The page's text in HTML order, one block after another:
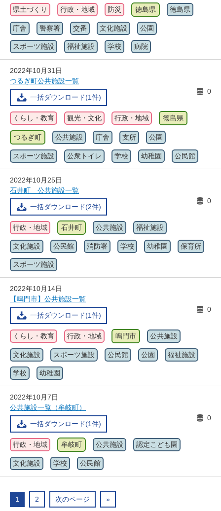
県土づくり 行政・地域 防災 徳島県 徳島県
庁舎 警察署 交番 文化施設 公園
スポーツ施設 福祉施設 学校 病院
2022年10月31日
つるぎ町公共施設一覧
一括ダウンロード(1件)
0
くらし・教育 観光・文化 行政・地域 徳島県
つるぎ町 公共施設 庁舎 支所 公園
スポーツ施設 公衆トイレ 学校 幼稚園 公民館
2022年10月25日
石井町 公共施設一覧
一括ダウンロード(2件)
0
行政・地域 石井町 公共施設 福祉施設
文化施設 公民館 消防署 学校 幼稚園 保育所
スポーツ施設
2022年10月14日
【鳴門市】公共施設一覧
一括ダウンロード(1件)
0
くらし・教育 行政・地域 鳴門市 公共施設
文化施設 スポーツ施設 公民館 公園 福祉施設
学校 幼稚園
2022年10月7日
公共施設一覧（牟岐町）
一括ダウンロード(1件)
0
行政・地域 牟岐町 公共施設 認定こども園
文化施設 学校 公民館
1 2 次のページ »